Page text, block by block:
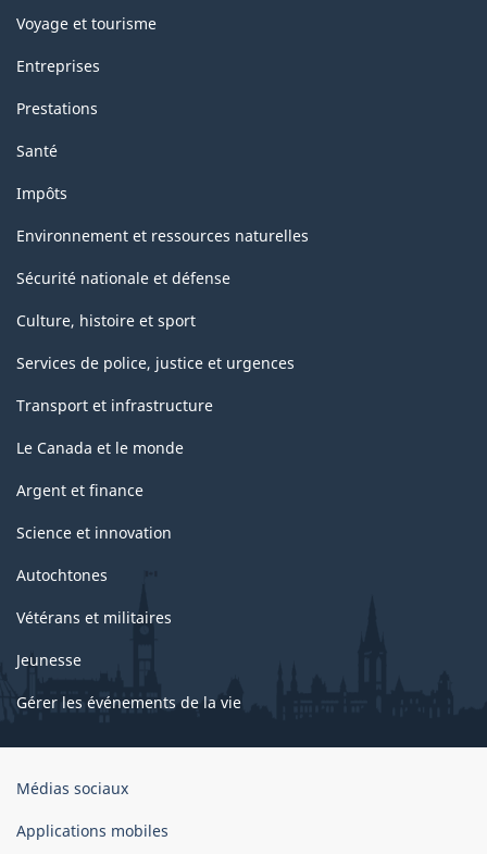
Voyage et tourisme
Entreprises
Prestations
Santé
Impôts
Environnement et ressources naturelles
Sécurité nationale et défense
Culture, histoire et sport
Services de police, justice et urgences
Transport et infrastructure
Le Canada et le monde
Argent et finance
Science et innovation
Autochtones
Vétérans et militaires
Jeunesse
Gérer les événements de la vie
Organisation
gouvernement
Médias sociaux
Applications mobiles